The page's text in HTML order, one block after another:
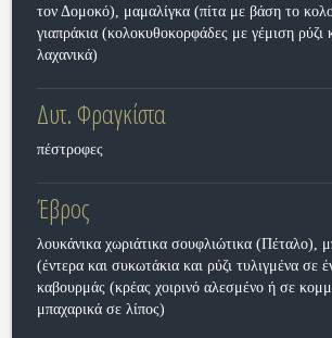
τον Δομοκό), μαμαλίγκα (πίτα με βάση το
γιαπράκια (κολοκυθοκορφάδες με γέμιση ρύζι
λαχανικά)
Δυτ. Φραγκίστα
πέστροφες
Έβρος
λουκάνικα χωριάτικα σουφλιώτικα (Πέταλο),
(έντερα και συκωτάκια και ρύζι τυλιγμένα σε
καβουρμάς (κρέας χοιρινό αλεσμένο ή σε
μπαχαρικά σε λίπος)